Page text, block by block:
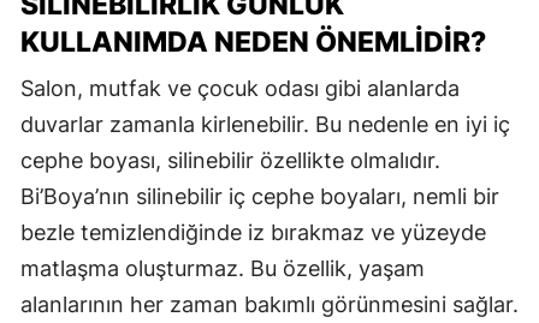
KULLANIMDA NEDEN ÖNEMLIDIR?
Salon, mutfak ve çocuk odası gibi alanlarda
duvarlar zamanla kirlenebilir. Bu nedenle en iyi iç
cephe boyası, silinebilir özellikte olmalıdır.
Bi’Boya’nın silinebilir iç cephe boyaları, nemli bir
bezle temizlendiğinde iz bırakmaz ve yüzeyde
matlaşma oluşturmaz. Bu özellik, yaşam
alanlarının her zaman bakımlı görünmesini sağlar.